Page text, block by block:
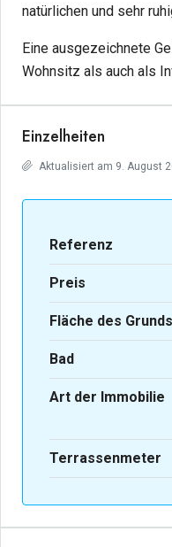
natürlichen und sehr
Eine ausgezeichnete
Wohnsitz als auch als
Einzelheiten
Aktualisiert am 9. August
Referenz
Preis
Fläche des
Bad
Art der Immobilie
Terrassenmeter